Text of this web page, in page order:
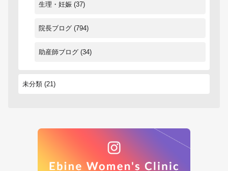
生理・妊娠 (37)
院長ブログ (794)
助産師ブログ (34)
未分類 (21)